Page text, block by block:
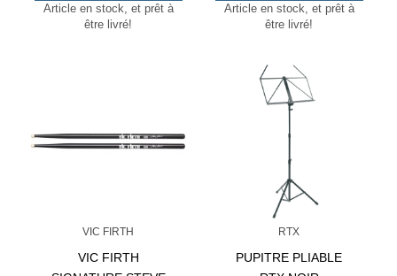
Article en stock, et prêt à
être livré!
Article en stock, et prêt à
être livré!
VIC FIRTH
VIC FIRTH
RTX
PUPITRE PLIABLE